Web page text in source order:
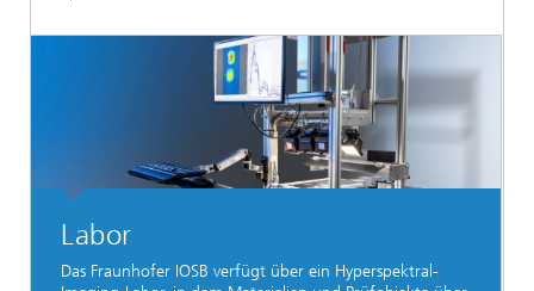
Labor
Das Fraunhofer IOSB verfügt über ein Hyperspektral-